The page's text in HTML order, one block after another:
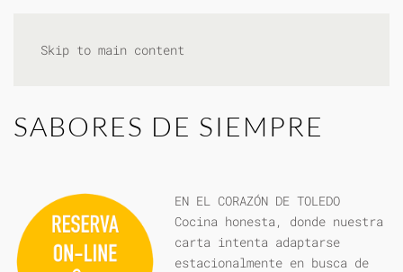
Skip to main content
SABORES DE SIEMPRE
EN EL CORAZÓN DE TOLEDO
Cocina honesta, donde nuestra
carta intenta adaptarse
estacionalmente en busca de